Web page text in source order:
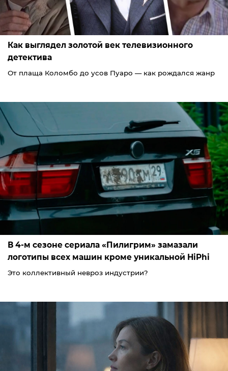
Как выглядел золотой век телевизионного
детектива
От плаща Коломбо до усов Пуаро — как рождался жанр
В 4-м сезоне сериала «Пилигрим» замазали
логотипы всех машин кроме уникальной HiPhi
Это коллективный невроз индустрии?